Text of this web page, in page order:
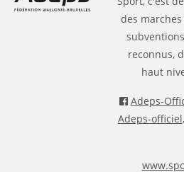
des
reconnus,
haut
Adeps-
Adeps-officiel,